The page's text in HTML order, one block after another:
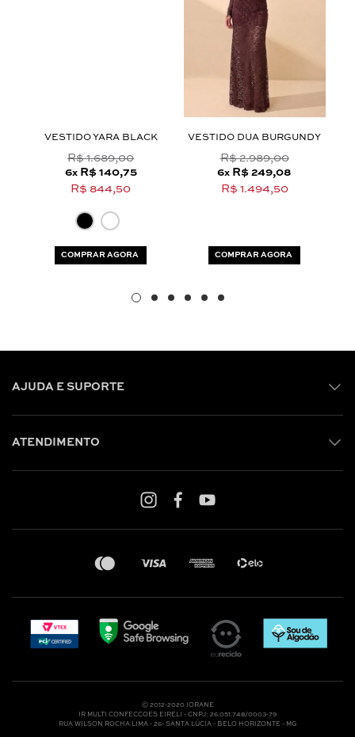
termos e polí­ticas de privacidade
VESTIDO YARA BLACK
R$ 1.689,00
6x R$ 140,75
R$ 844,50
COMPRAR AGORA
VESTIDO DUA BURGUNDY
R$ 2.989,00
6x R$ 249,08
R$ 1.494,50
COMPRAR AGORA
AJUDA E SUPORTE
ATENDIMENTO
Whatsapp: (31) 97219-6604
Nossas Lojas
Ⓒ 2012-2020 IORANE
IR MULTI CONFECCOES EIRELI - CNPJ: 26.051.748/0003-79
RUA WILSON ROCHA LIMA - 26- SANTA LÚCIA - BELO HORIZONTE - MG